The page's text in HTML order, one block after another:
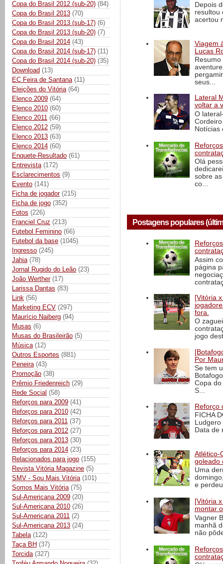
Copa do Brasil 2012 (sub-20) (84)
Copa do Brasil 2013 (70)
Copa do Brasil 2013 (sub-17) (6)
Copa do Brasil 2013 (sub-20) (7)
Copa do Brasil 2014 (43)
Copa do Brasil 2014 (sub-17) (11)
Copa do Brasil 2014 (sub-20) (35)
Download (13)
EC Feira de Santana (11)
Eleições do Vitória (64)
Elenco 2009 (64)
Elenco 2010 (60)
Elenco 2011 (66)
Elenco 2012 (59)
Elenco 2013 (63)
Elenco 2014 (60)
Enquete-Resultado (61)
Entrevista (172)
Esclarecimentos (9)
Evento (141)
Ficha de jogador (215)
Ficha de jogo (352)
Fotos (226)
Franciel Cruz (213)
Futebol Feminino (66)
Futebol da base (1045)
Ingresso (245)
Jahia (78)
Jornal Rugido do Leão (23)
João Werther (17)
Larissa Dantas (83)
Link (56)
Marketing ECV (297)
Maurício Naiberg (94)
Musas (6)
Musas do Brasileirão (5)
Música (12)
Outros Esportes (881)
Peneira (43)
Promoção (38)
Prêmio Friedenreich (29)
Rede Social (58)
Reforços para 2009 (41)
Reforços para 2010 (42)
Reforços para 2011 (37)
Reforços para 2012 (27)
Reforços para 2013 (30)
Reforços para 2014 (23)
Relacionados para jogo (155)
Revista Vitória Magazine (5)
SMV - Sou Mais Vitória (101)
Somos Mais Vitória (75)
Sul-Americana 2009 (20)
Sul-Americana 2010 (26)
Sul-Americana 2011 (2)
Sul-Americana 2013 (24)
Tabela (122)
Taça BH (37)
Torcida (327)
Depois
resultou
acertou
Viagem
Lucas
seus...
Lateral
voltar a
O
Notícias
Olá
sobre
co...
Postagens populares
Assim
página
[Vitória
fora.
O
jogo
Por
Se tem
Copa
S...
Reforço
FICHA
Data de
Atlético-
goleado
Uma
e
[Vitória
montar
Vagner
manhã
não